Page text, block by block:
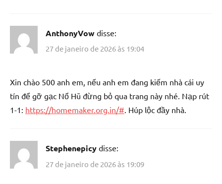
AnthonyVow disse:
27 de janeiro de 2026 às 19:04
Xin chào 500 anh em, nếu anh em đang kiếm nhà cái uy
tín để gỡ gạc Nổ Hũ đừng bỏ qua trang này nhé. Nạp rút
1-1: https://homemaker.org.in/#. Húp lộc đầy nhà.
Stephenepicy disse:
27 de janeiro de 2026 às 19:09